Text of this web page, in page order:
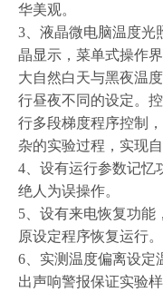
华美观。
3 、液晶微电脑温度
晶显示，菜单式操作
大自然白天与黑夜温
行昼夜不同的设定。
行多段梯度程序控制
杂的实验过程，实现
4 、设有运行参数记
绝人为误操作。
5 、设有来电恢复功
原设定程序恢复运行。
6 、实测温度偏离设定
出声响警报保证实验样